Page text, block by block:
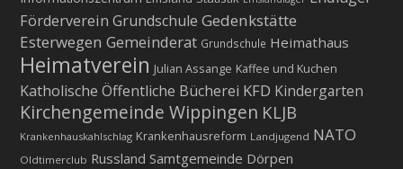
Förderverein Grundschule Gedenkstätte
Esterwegen Gemeinderat Grundschule Heimathaus
Heimatverein Julian Assange Kaffee und Kuchen
Katholische Öffentliche Bücherei KFD Kindergarten
Kirchengemeinde Wippingen KLJB
Krankenhauskahlschlag Krankenhausreform Landjugend NATO
Oldtimerclub Russland Samtgemeinde Dörpen